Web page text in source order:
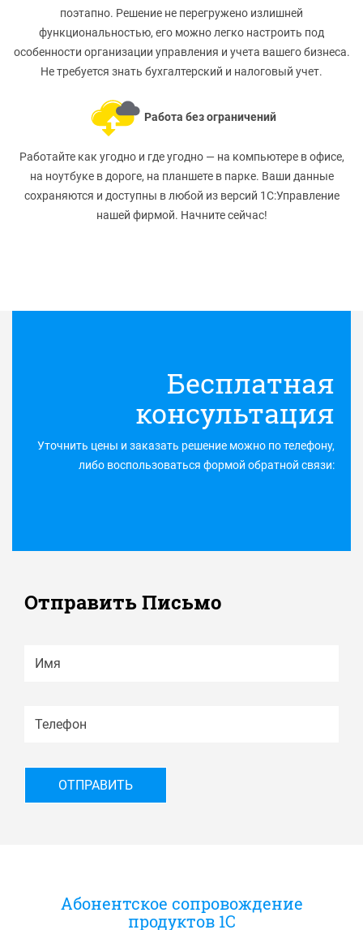
поэтапно. Решение не перегружено излишней
функциональностью, его можно легко настроить под
особенности организации управления и учета вашего бизнеса.
Не требуется знать бухгалтерский и налоговый учет.
Работа без ограничений
Работайте как угодно и где угодно — на компьютере в офисе,
на ноутбуке в дороге, на планшете в парке. Ваши данные
сохраняются и доступны в любой из версий 1С:Управление
нашей фирмой. Начните сейчас!
Бесплатная
консультация
Уточнить цены и заказать решение можно по телефону,
либо воспользоваться формой обратной связи:
Отправить Письмо
Абонентское сопровождение
продуктов 1C